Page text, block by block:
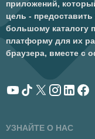
приложений,
цель -
большому каталогу
платформу для их
браузера, вместе с
УЗНАЙТЕ О НАС